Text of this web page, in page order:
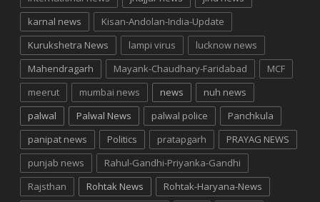
karnal news
Kisan-Andolan-India-Update
Kurukshetra News
lampi virus
lucknow news
Mahendragarh
Mayank-Chaudhary-Faridabad
MCF
meerut
mumbai news news
nuh news
palwal
Palwal News palwal police
Panchkula
panipat news
Politics pratapgarh
PRAYAG NEWS
punjab news
Rahul-Gandhi-Priyanka-Gandhi
Rajsthan
Rohtak News Rohtak-Haryana-News